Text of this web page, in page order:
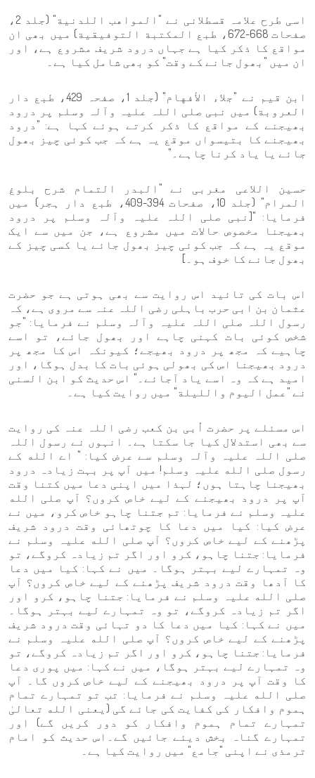
اسی طرح علامہ قسطلانی نے "المواهب اللدنية" (جلد 2،
صفحات 668-672، طبع المكتبة التوفيقية) میں بھی ان
مواقع کا ذکر کیا ہے جہاں درود شریف مشروع ہے، اور
ان میں "بھول جانے کے وقت" کو بھی شامل کیا ہے۔
ابن قیم نے "جلاء الأفهام" (جلد 1، صفحہ 429، طبع دار
العروبة) میں نبی صلی اللہ علیہ وآلہ وسلم پر درود
بھیجنے کے مواقع کا ذکر کرتے ہوئے کہا ہے: "درود
بھیجنے کا بتیسواں موقع یہ ہے کہ جب کوئی چیز بھول
جائے یا یاد کرنا چاہے۔"
حسین اللاعی مغربی نے "البدر التمام شرح بلوغ
المرام" (جلد 10، صفحات 394-409، طبع دار ہجر) میں
فرمایا: "[نبی صلی اللہ علیہ وآلہ وسلم پر درود
بھیجنا مخصوص حالات میں مشروع ہے، جن میں سے ایک
موقع یہ ہے کہ جب کوئی چیز بھول جائے یا کسی چیز کے
بھول جانے کا خوف ہو۔]
اس بات کی تائید اس روایت سے بھی ہوتی ہے جو حضرت
عثمان بن ابی حرب باہلی رضی اللہ عنہ سے مروی ہے، کہ
رسول اللہ صلی اللہ علیہ وآلہ وسلم نے فرمایا: "جو
شخص کوئی بات کہنی چاہے اور بھول جائے، تو اسے
چاہیے کہ مجھ پر درود بھیجے؛ کیونکہ اس کا مجھ پر
درود بھیجنا اس کی بھولی ہوئی بات کا بدل ہوگا، اور
امید ہے کہ وہ اسے یاد آجائے۔" اس حدیث کو ابن السنی
نے "عمل اليوم والليلة" میں روایت کیا ہے۔
اس مسئلے پر حضرت اُبی بن کعب رضی اللہ عنہ کی روایت
سے بھی استدلال کیا جا سکتا ہے۔ انہوں نے رسول اللہ
صلی اللہ علیہ وآلہ وسلم سے عرض کیا: " اے الله کے
رسول صلی الله علیہ وسلم! میں آپ پر بہت زیادہ درود
بھیجنا چاہتا ہوں؛ لہذا میں اپنی دعا میں کتنا وقت
آپ پر درود بھیجنے کے لیے خاص کروں؟ آپ صلی الله
علیہ وسلم نے فرمایا: تم جتنا چاہو خاص کرو، میں نے
عرض کیا: کیا میں دعا کا چوتھائی وقت درود شریف
پڑھنے کے لیے خاص کروں؟ آپ صلی الله علیہ وسلم نے
فرمایا: جتنا چاہو، کرو اور اگر تم زیادہ کروگے، تو
وہ تمہارے لیے بہتر ہوگا۔ میں نے کہا: کیا میں دعا
کا آدھا وقت درود شریف پڑھنے کے لیے خاص کروں؟ آپ
صلی الله علیہ وسلم نے فرمایا: جتنا چاہو، کرو اور
اگر تم زیادہ کروگے، تو وہ تمہارے لیے بہتر ہوگا۔
میں نے کہا: کیا میں دعا کا دو تہائی وقت درود شریف
پڑھنے کے لیے خاص کروں؟ آپ صلی الله علیہ وسلم نے
فرمایا: جتنا چاہو، کرو اور اگر تم زیادہ کروگے، تو
وہ تمہارے لیے بہتر ہوگا، میں نے کہا: میں پوری دعا
کا وقت آپ پر درود بھیجنے کے لیے خاص کروں گا۔ آپ
صلی الله علیہ وسلم نے فرمایا: تب تو تمہارے تمام
ہموم وافکار کی کفایت کی جائے گی (یعنی الله تعالیٰ
تمہارے تمام ہموم وافکار کو دور کریں گے) اور
تمہارے گناہ بخش دیئے جائیں گے۔اس حدیث کو امام
ترمذی نے اپنی "جامع" میں روایت کیا ہے۔